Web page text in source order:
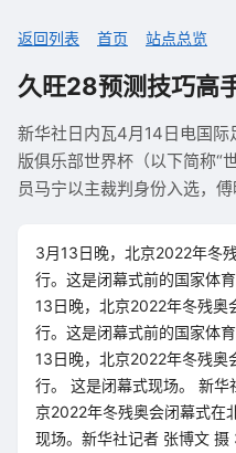
返回列表 首页 站点总览
久旺28预测技巧高
新华社日内瓦4月14日电国
版俱乐部世界杯（以下简称“
员马宁以主裁判身份入选，
3月13日晚，北京2022年冬
行。这是闭幕式前的国家体
13日晚，北京2022年冬残奥
行。这是闭幕式前的国家体
13日晚，北京2022年冬残奥
行。 这是闭幕式现场。 新
京2022年冬残奥会闭幕式在
现场。新华社记者 张博文